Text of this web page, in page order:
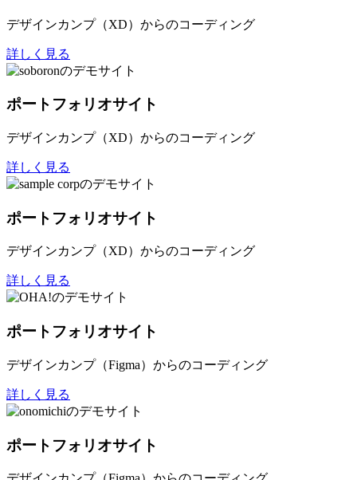
デザインカンプ（XD）からのコーディング
詳しく見る
ポートフォリオサイト
デザインカンプ（XD）からのコーディング
詳しく見る
ポートフォリオサイト
デザインカンプ（XD）からのコーディング
詳しく見る
ポートフォリオサイト
デザインカンプ（Figma）からのコーディング
詳しく見る
ポートフォリオサイト